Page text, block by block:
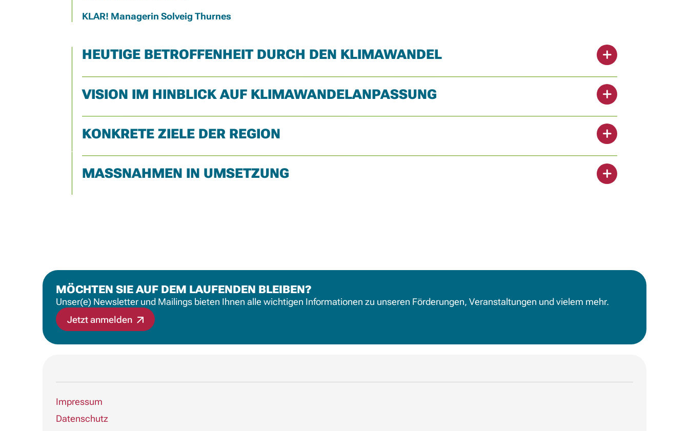
KLAR! Managerin Solveig Thurnes
HEUTIGE BETROFFENHEIT DURCH DEN KLIMAWANDEL
VISION IM HINBLICK AUF KLIMAWANDELANPASSUNG
KONKRETE ZIELE DER REGION
MASSNAHMEN IN UMSETZUNG
MÖCHTEN SIE AUF DEM LAUFENDEN BLEIBEN?
Unser(e) Newsletter und Mailings bieten Ihnen alle wichtigen Informationen zu unseren Förderungen, Veranstaltungen und vielem mehr.
Jetzt anmelden
Impressum
Datenschutz